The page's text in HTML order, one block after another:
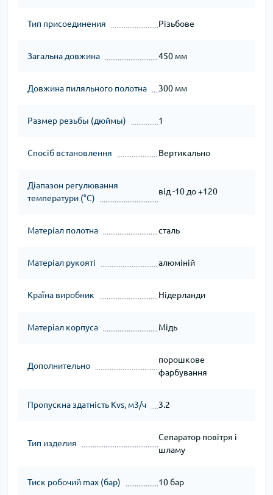
Тип присоединения Різьбове
Загальна довжина 450 мм
Довжина пиляльного полотна 300 мм
Размер резьбы (дюймы) 1
Спосіб встановлення Вертикально
Діапазон регулювання
температури (°С)
від -10 до +120
Матеріал полотна сталь
Матеріал рукояті алюміній
Країна виробник Нідерланди
Матеріал корпуса Мідь
Дополнительно
порошкове
фарбування
Пропускна здатність Kvs, м3/ч 3.2
Тип изделия
Сепаратор повітря і
шламу
Тиск робочий max (бар) 10 бар